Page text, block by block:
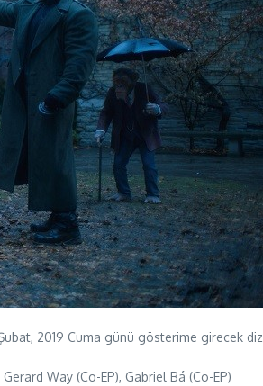
2019 Cuma günü gösterime girecek
Way (Co-EP), Gabriel Bá (Co-EP)